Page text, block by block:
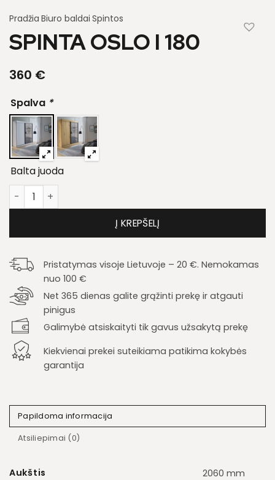
Pradžia Biuro baldai Spintos
SPINTA OSLO I 180
360 €
Spalva *
Balta juoda
produkto kiekis: Spinta Oslo I 180
Į KREPŠELĮ
Pristatymas visoje Lietuvoje – 20 €. Nemokamas
nuo 100 €
Net 365 dienas galite grąžinti prekę ir atgauti
pinigus
Galimybė atsiskaityti tik gavus užsakytą prekę
Kiekvienai prekei suteikiama patikima kokybės
garantija
Papildoma informacija
Atsiliepimai (0)
Aukštis 2060 mm